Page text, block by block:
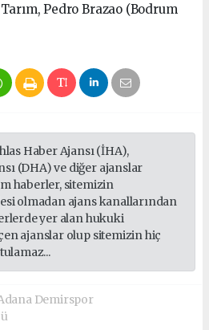
Pedro Brazao (Bodrum
Haber Ajansı (İHA),
(DHA) ve diğer ajanslar
haberler, sitemizin
olmadan ajans kanallarından
yer alan hukuki
ajanslar olup sitemizin hiç
Demirspor